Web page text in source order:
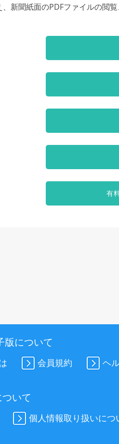
、新聞紙面のPDFファイルの閲覧
有
版について
会員規約 ヘ
いて
個人情報取り扱いにつ